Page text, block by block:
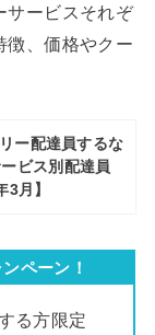
サービスそれぞ
徴、価格やクー
ー配達員するな
ビス別配達員
月】
ペーン！
る方限定